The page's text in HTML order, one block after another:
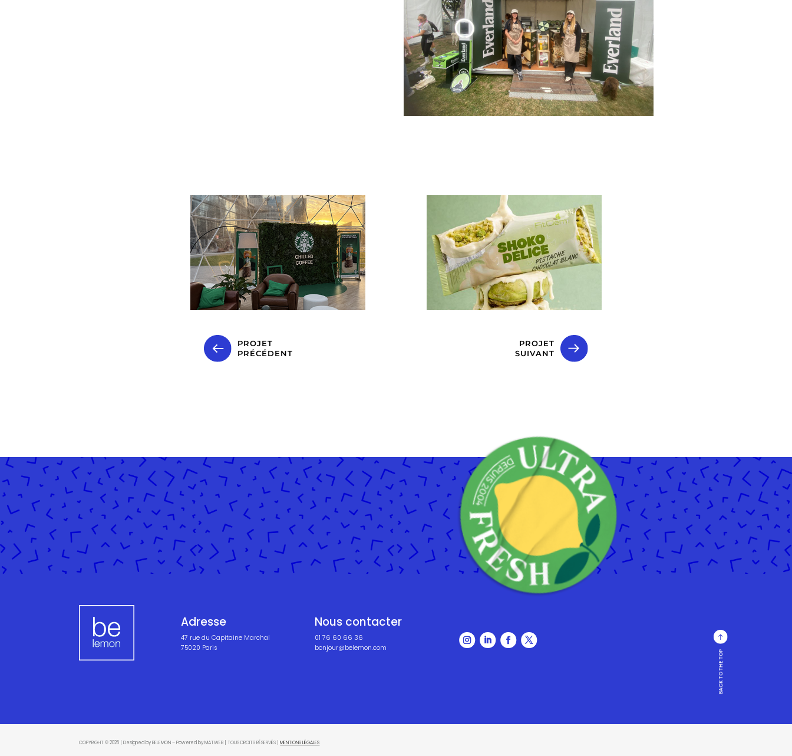
PROJET
PRÉCÉDENT
PROJET
SUIVANT
Adresse
47 rue du Capitaine Marchal
75020 Paris
Nous contacter
01 76 60 66 36
bonjour@belemon.com
BACK TO THE TOP
COPYRIGHT © 2026 | Designed by BELEMON – Powered by MATWEB | TOUS DROITS RÉSERVÉS |MENTIONS LÉGALES